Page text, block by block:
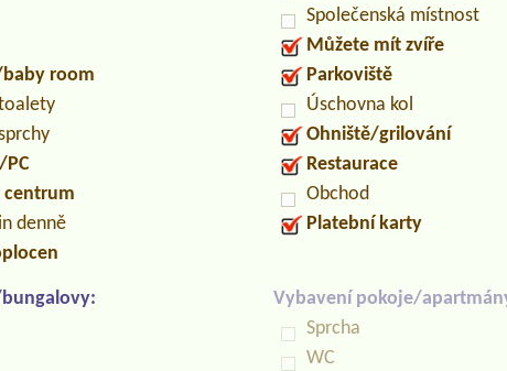
room
centrum
denně
Společenská místnost
Můžete mít zvíře
Parkoviště
Úschovna kol
Ohniště/grilování
Restaurace
Obchod
Platební karty
Vybavení pokoje/
Sprcha
WC